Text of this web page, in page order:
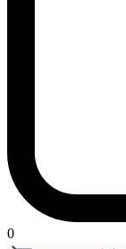
0